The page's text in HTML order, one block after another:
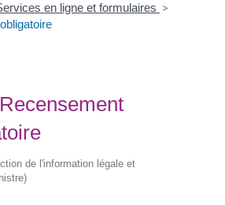
en ligne et formulaires >
de l'information légale et